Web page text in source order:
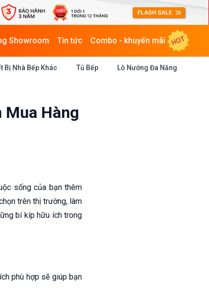
Showroom Tin tức Combo - khuyến mãi HOT
Bị Nhà Bếp Khác Tủ Bếp Lò Nướng Đa Năng
Mua Hàng
sống của bạn thêm
trên thị trường, làm
bí kíp hữu ích trong
phù hợp sẽ giúp bạn